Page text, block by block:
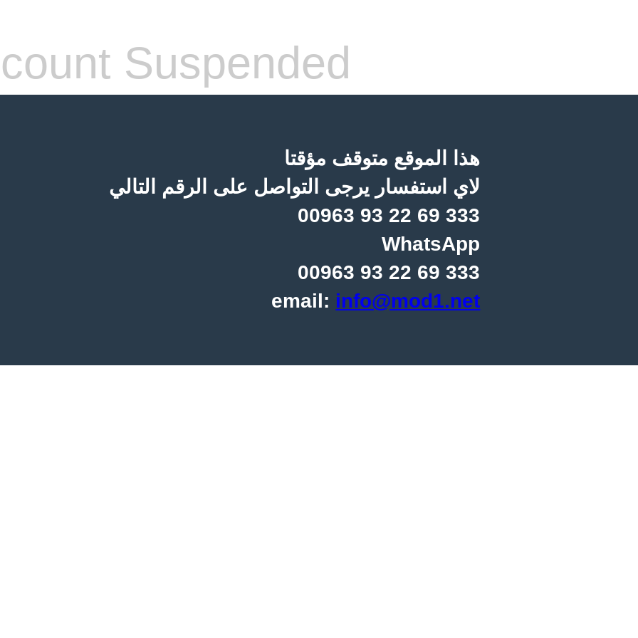
Suspended
هذا الموقع متوقف مؤقتا
لاي استفسار يرجى التواصل على الرقم التالي
00963 93 22 69 333
WhatsApp
00963 93 22 69 333
email: info@mod1.net